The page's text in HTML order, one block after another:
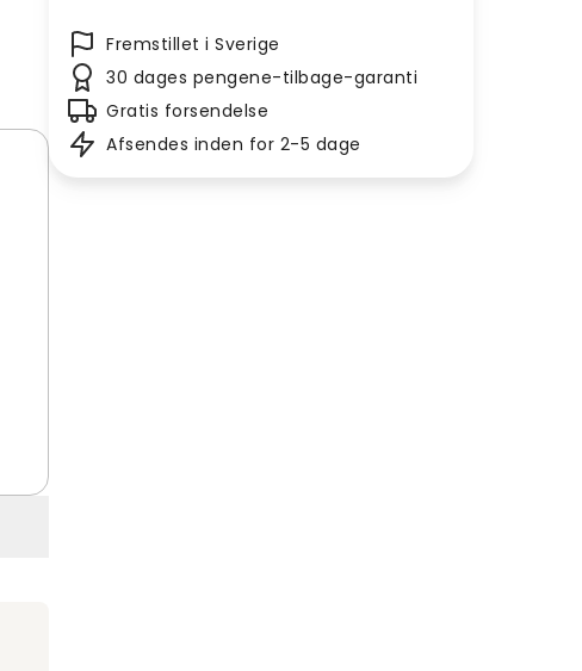
Fremstillet i Sverige
30 dages pengene-tilbage-garanti
Gratis forsendelse
Afsendes inden for 2-5 dage